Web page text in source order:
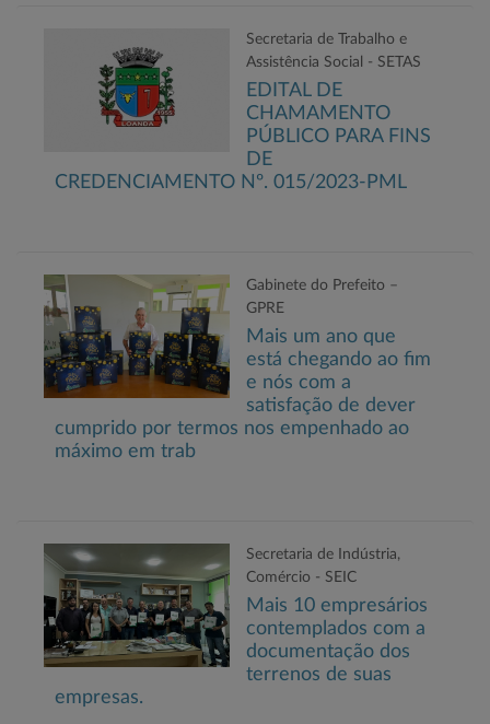
Secretaria de Trabalho e
Assistência Social - SETAS
EDITAL DE
CHAMAMENTO
PÚBLICO PARA FINS
DE
CREDENCIAMENTO Nº. 015/2023-PML
Gabinete do Prefeito –
GPRE
Mais um ano que
está chegando ao fim
e nós com a
satisfação de dever
cumprido por termos nos empenhado ao
máximo em trab
Secretaria de Indústria,
Comércio - SEIC
Mais 10 empresários
contemplados com a
documentação dos
terrenos de suas
empresas.